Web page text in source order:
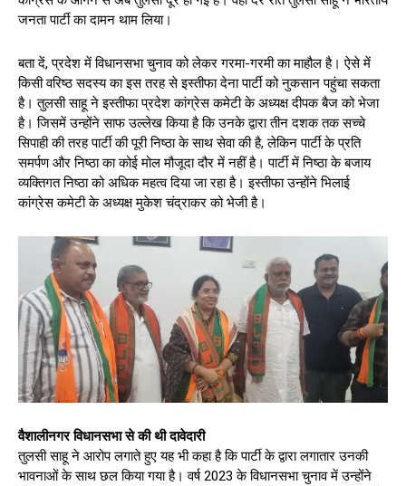
जनता पार्टी का दामन थाम लिया।
बता दें, प्रदेश में विधानसभा चुनाव को लेकर गरमा-गरमी का माहौल है। ऐसे में
किसी वरिष्ठ सदस्य का इस तरह से इस्तीफा देना पार्टी को नुकसान पहुंचा सकता
है। तुलसी साहू ने इस्तीफा प्रदेश कांग्रेस कमेटी के अध्यक्ष दीपक बैज को भेजा
है। जिसमें उन्होंने साफ उल्लेख किया है कि उनके द्वारा तीन दशक तक सच्चे
सिपाही की तरह पार्टी की पूरी निष्ठा के साथ सेवा की है, लेकिन पार्टी के प्रति
समर्पण और निष्ठा का कोई मोल मौजूदा दौर में नहीं है। पार्टी में निष्ठा के बजाय
व्यक्तिगत निष्ठा को अधिक महत्व दिया जा रहा है। इस्तीफा उन्होंने भिलाई
कांग्रेस कमेटी के अध्यक्ष मुकेश चंद्राकर को भेजी है।
वैशालीनगर विधानसभा से की थी दावेदारी
तुलसी साहू ने आरोप लगाते हुए यह भी कहा है कि पार्टी के द्वारा लगातार उनकी
भावनाओं के साथ छल किया गया है। वर्ष 2023 के विधानसभा चुनाव में उन्होंने